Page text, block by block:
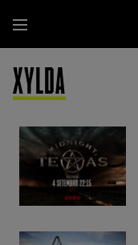
para
o
conteúdo
principal
Menu
XYLDA